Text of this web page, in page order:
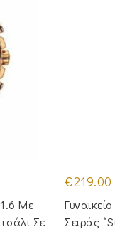
Με
Σε
€219.00
Σειράς